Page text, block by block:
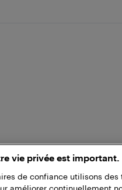
vie privée est important.
de confiance utilisons
améliorer continuellement